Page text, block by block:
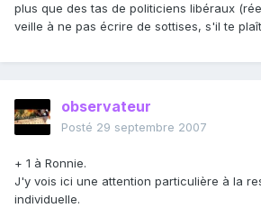
plus que des tas de politiciens libéraux
veille à ne pas écrire de sottises, s'il te
observateur
Posté 29 septembre 2007
+ 1 à Ronnie.
J'y vois ici une attention particulière à la
individuelle.